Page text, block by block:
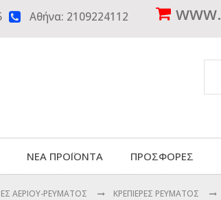
 Αθήνα: 2109224112 www.
ΝΕΑ ΠΡΟΪΟΝΤΑ ΠΡΟΣΦΟΡΕΣ
ΑΕΡΙΟΥ-ΡΕΥΜΑΤΟΣ ΚΡΕΠΙΕΡΕΣ ΡΕΥΜΑΤΟΣ